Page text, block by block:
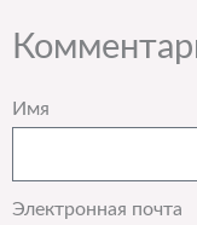
Имя
Электронная почта